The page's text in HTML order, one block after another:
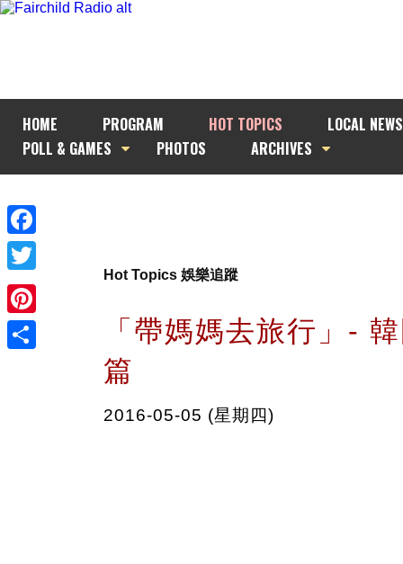
HOME PROGRAM HOT TOPICS
LOCAL NEWS
POLL & GAMES
PHOTOS ARCHIVES
Facebook
Twitter
Pinterest
Hot Topics 娛樂追蹤
「帶媽媽去旅行」-
篇
2016-05-05 (星期四)